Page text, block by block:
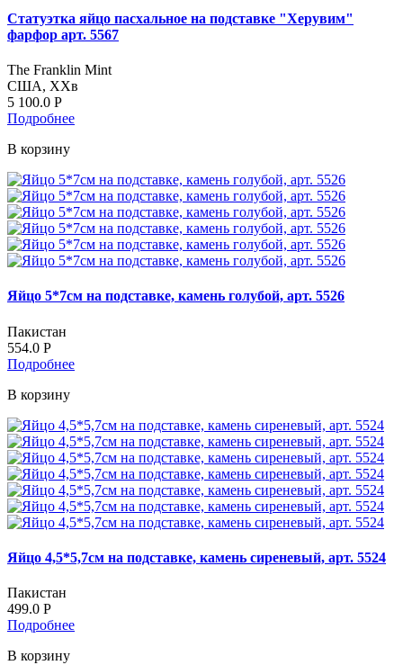
Статуэтка яйцо пасхальное на подставке "Херувим"
фарфор арт. 5567
The Franklin Mint
США, ХХв
5 100.0 Р
Подробнее
В корзину
Яйцо 5*7см на подставке, камень голубой, арт. 5526
Пакистан
554.0 Р
Подробнее
В корзину
Яйцо 4,5*5,7см на подставке, камень сиреневый, арт. 5524
Пакистан
499.0 Р
Подробнее
В корзину